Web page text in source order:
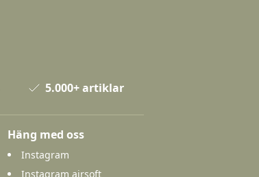
5.000+ artiklar
Häng med oss
Instagram
Instagram airsoft